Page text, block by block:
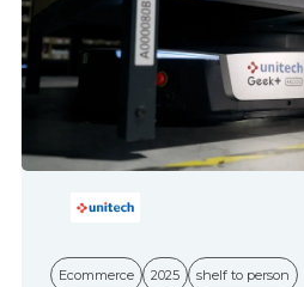
Ecommerce 2025 shelf to person